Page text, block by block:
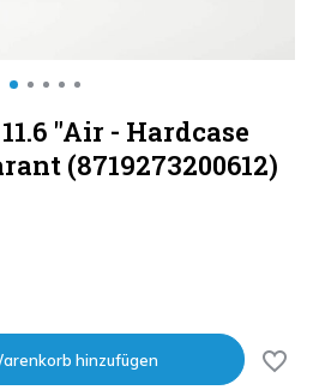
"Air - Hardcase
(8719273200612)
hinzufügen